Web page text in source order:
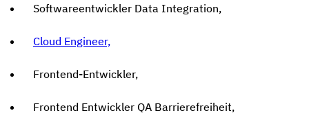
Softwareentwickler Data Integration,
Cloud Engineer,
Frontend-Entwickler,
Frontend Entwickler QA Barrierefreiheit,